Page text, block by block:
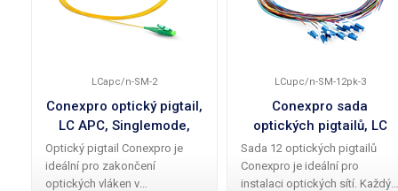
LCapc/n-SM-2
Conexpro optický pigtail,
LC APC, Singlemode,
G.657.A2, 2m
Optický pigtail Conexpro je
ideální pro zakončení
optických vláken v
LCupc/n-SM-12pk-3
Conexpro sada
optických pigtailů, LC
UPC, Singlemode,
G.652.D, 12ks , 3m
Sada 12 optických pigtailů
Conexpro je ideální pro
instalaci optických sítí. Každý